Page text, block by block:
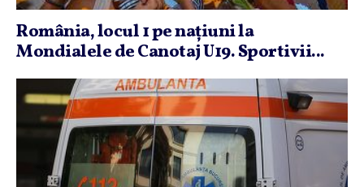
România, locul 1 pe naţiuni la
Mondialele de Canotaj U19. Sportivii...